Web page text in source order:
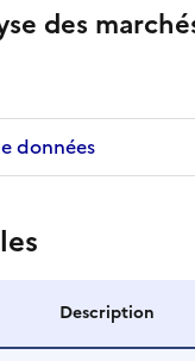
des
données
Description